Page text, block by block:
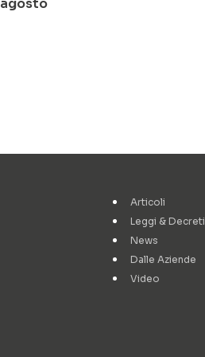
Articoli
Leggi & Decreti
News
Dalle Aziende
Video